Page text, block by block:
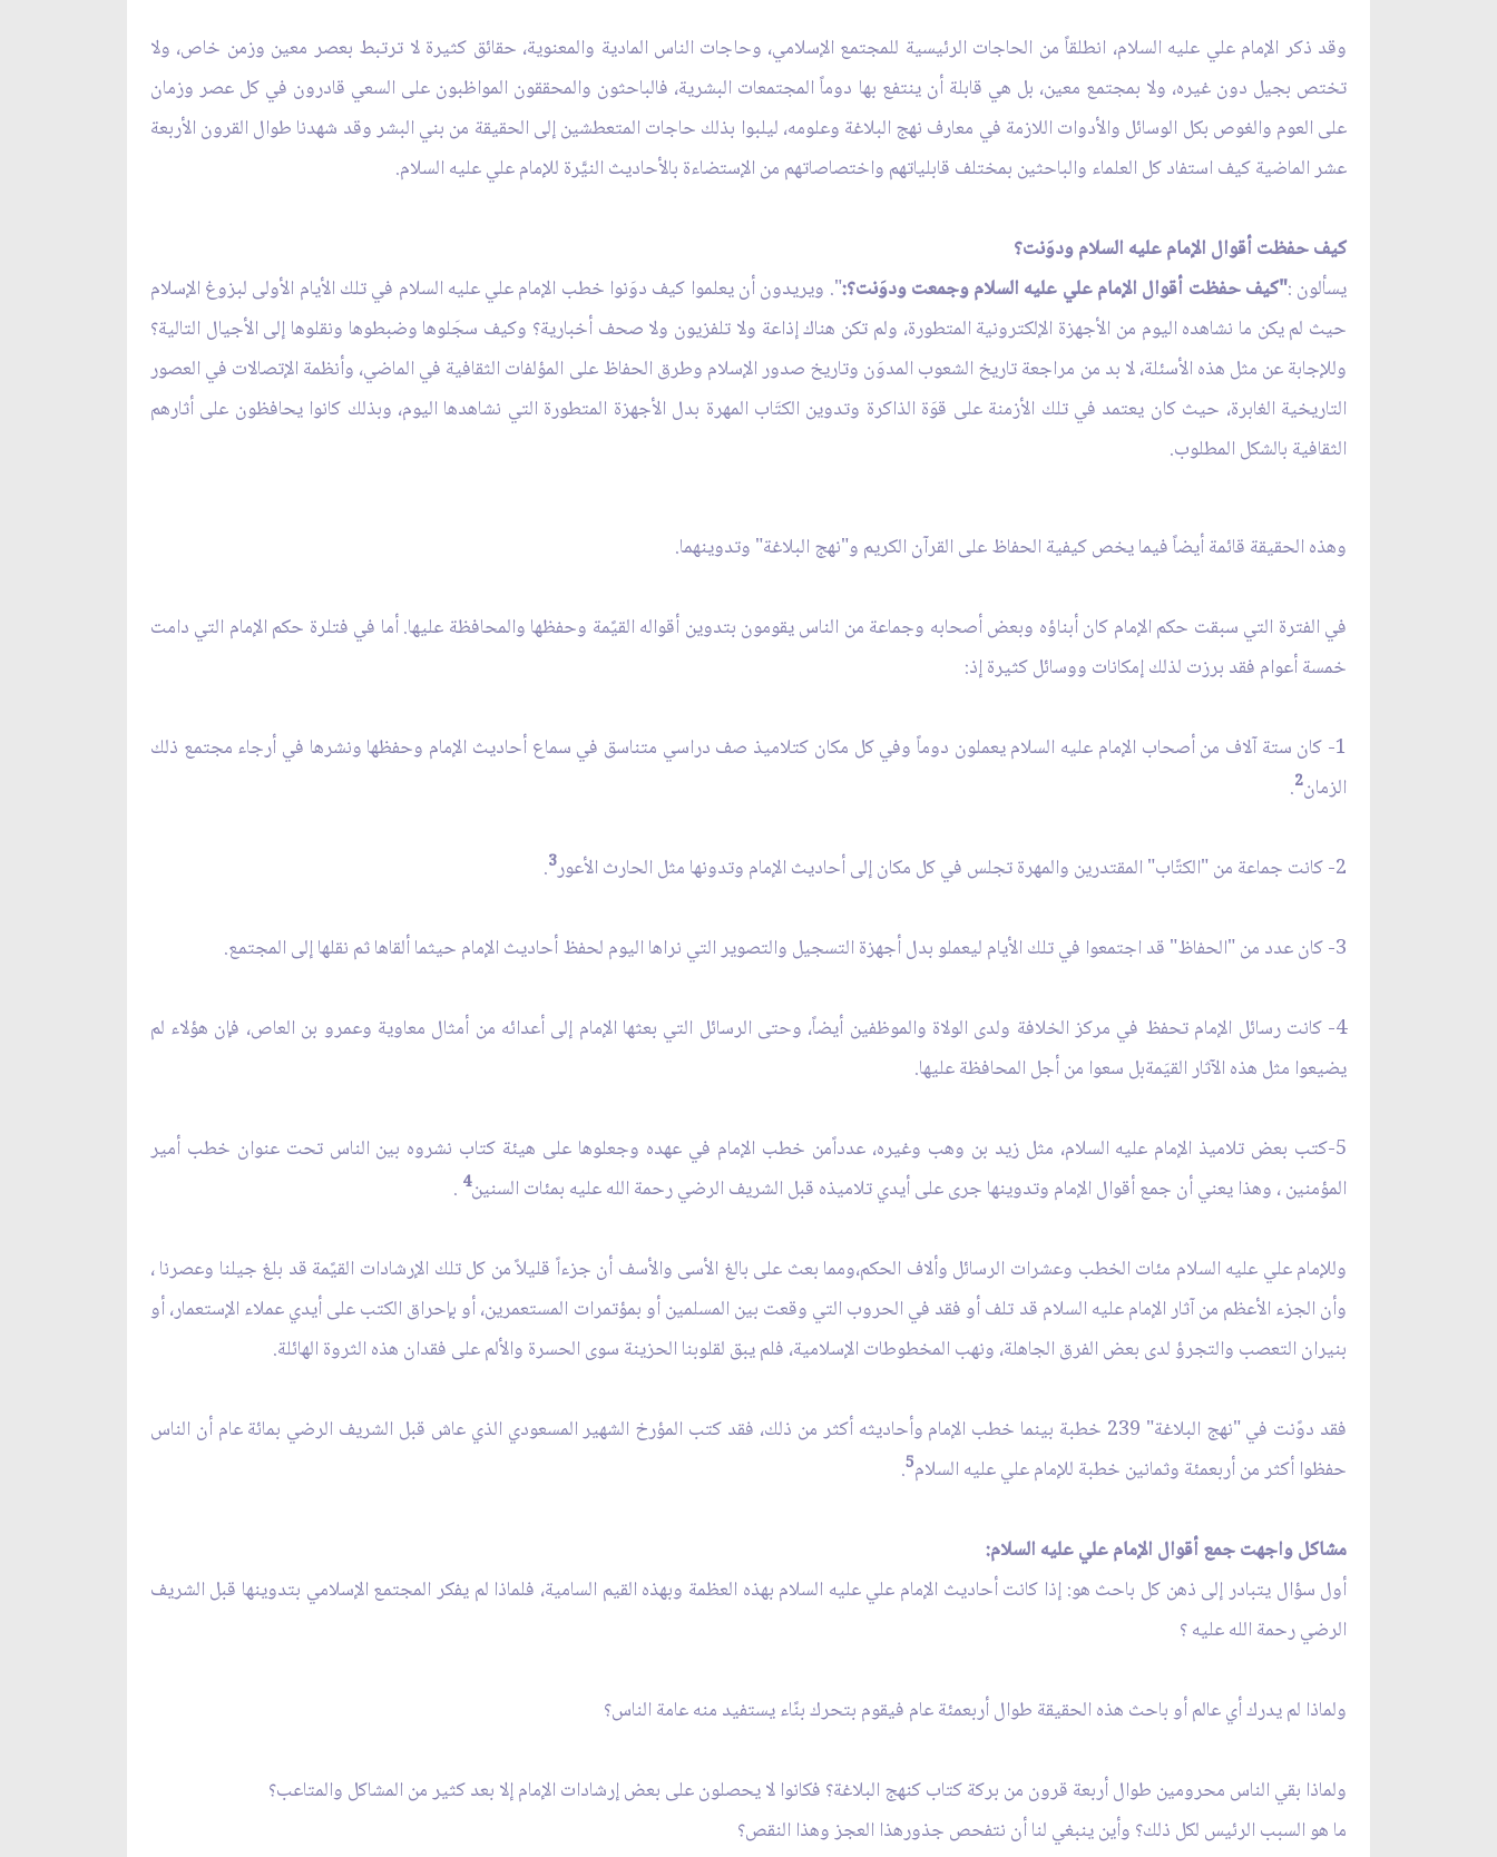
وقد ذكر الإمام علي عليه السلام، انطلقاً من الحاجات الرئيسية للمجتمع الإسلامي، وحاجات الناس المادية والمعنوية، حقائق كثيرة لا ترتبط بعصر معين وزمن خاص، ولا
تختص بجيل دون غيره، ولا بمجتمع معين، بل هي قابلة أن ينتفع بها دوماً المجتمعات البشرية، فالباحثون والمحققون المواظبون على السعي قادرون في كل عصر وزمان
على العوم والغوص بكل الوسائل والأدوات اللازمة في معارف نهج البلاغة وعلومه، ليلبوا بذلك حاجات المتعطشين إلى الحقيقة من بني البشر وقد شهدنا طوال القرون الأربعة
عشر الماضية كيف استفاد كل العلماء والباحثين بمختلف قابلياتهم واختصاصاتهم من الإستضاءة بالأحاديث النيَّرة للإمام علي عليه السلام.
كيف حفظت أقوال الإمام عليه السلام ودوَنت؟
يسألون :"كيف حفظت أقوال الإمام علي عليه السلام وجمعت ودوَنت؟:". ويريدون أن يعلموا كيف دوَنوا خطب الإمام علي عليه السلام في تلك الأيام الأولى لبزوغ الإسلام
حيث لم يكن ما نشاهده اليوم من الأجهزة الإلكترونية المتطورة، ولم تكن هناك إذاعة ولا تلفزيون ولا صحف أخبارية؟ وكيف سجَلوها وضبطوها ونقلوها إلى الأجيال التالية؟
وللإجابة عن مثل هذه الأسئلة، لا بد من مراجعة تاريخ الشعوب المدوَن وتاريخ صدور الإسلام وطرق الحفاظ على المؤلفات الثقافية في الماضي، وأنظمة الإتصالات في العصور
التاريخية الغابرة، حيث كان يعتمد في تلك الأزمنة على قوَة الذاكرة وتدوين الكتَاب المهرة بدل الأجهزة المتطورة التي نشاهدها اليوم، وبذلك كانوا يحافظون على أثارهم
الثقافية بالشكل المطلوب.
وهذه الحقيقة قائمة أيضاً فيما يخص كيفية الحفاظ على القرآن الكريم و"نهج البلاغة" وتدوينهما.
في الفترة التي سبقت حكم الإمام كان أبناؤه وبعض أصحابه وجماعة من الناس يقومون بتدوين أقواله القيًمة وحفظها والمحافظة عليها. أما في فتلرة حكم الإمام التي دامت
خمسة أعوام فقد برزت لذلك إمكانات ووسائل كثيرة إذ:
1- كان ستة آلاف من أصحاب الإمام عليه السلام يعملون دوماً وفي كل مكان كتلاميذ صف دراسي متناسق في سماع أحاديث الإمام وحفظها ونشرها في أرجاء مجتمع ذلك
الزمان2
.
2- كانت جماعة من "الكتًاب" المقتدرين والمهرة تجلس في كل مكان إلى أحاديث الإمام وتدونها مثل الحارث الأعور 3
.
3- كان عدد من "الحفاظ" قد اجتمعوا في تلك الأيام ليعملو بدل أجهزة التسجيل والتصوير التي نراها اليوم لحفظ أحاديث الإمام حيثما ألقاها ثم نقلها إلى المجتمع.
4- كانت رسائل الإمام تحفظ في مركز الخلافة ولدى الولاة والموظفين أيضاً، وحتى الرسائل التي بعثها الإمام إلى أعدائه من أمثال معاوية وعمرو بن العاص، فإن هؤلاء لم
يضيعوا مثل هذه الآثار القيَمةبل سعوا من أجل المحافظة عليها.
5-كتب بعض تلاميذ الإمام عليه السلام، مثل زيد بن وهب وغيره، عدداًمن خطب الإمام في عهده وجعلوها على هيئة كتاب نشروه بين الناس تحت عنوان خطب أمير
المؤمنين ، وهذا يعني أن جمع أقوال الإمام وتدوينها جرى على أيدي تلاميذه قبل الشريف الرضي رحمة الله عليه بمئات السنين4
.
وللإمام علي عليه السلام مئات الخطب وعشرات الرسائل وألاف الحكم،ومما بعث على بالغ الأسى والأسف أن جزءاً قليلاً من كل تلك الإرشادات القيًمة قد بلغ جيلنا وعصرنا ،
وأن الجزء الأعظم من آثار الإمام عليه السلام قد تلف أو فقد في الحروب التي وقعت بين المسلمين أو بمؤتمرات المستعمرين، أو بإحراق الكتب على أيدي عملاء الإستعمار، أو
بنيران التعصب والتجرؤ لدى بعض الفرق الجاهلة، ونهب المخطوطات الإسلامية، فلم يبق لقلوبنا الحزينة سوى الحسرة والألم على فقدان هذه الثروة الهائلة.
فقد دوًنت في "نهج البلاغة" 239 خطبة بينما خطب الإمام وأحاديثه أكثر من ذلك، فقد كتب المؤرخ الشهير المسعودي الذي عاش قبل الشريف الرضي بمائة عام أن الناس
حفظوا أكثر من أربعمئة وثمانين خطبة للإمام علي عليه السلام5
.
مشاكل واجهت جمع أقوال الإمام علي عليه السلام:
أول سؤال يتبادر إلى ذهن كل باحث هو: إذا كانت أحاديث الإمام علي عليه السلام بهذه العظمة وبهذه القيم السامية، فلماذا لم يفكر المجتمع الإسلامي بتدوينها قبل الشريف
الرضي رحمة الله عليه ؟
ولماذا لم يدرك أي عالم أو باحث هذه الحقيقة طوال أربعمئة عام فيقوم بتحرك بنًاء يستفيد منه عامة الناس؟
ولماذا بقي الناس محرومين طوال أربعة قرون من بركة كتاب كنهج البلاغة؟ فكانوا لا يحصلون على بعض إرشادات الإمام إلا بعد كثير من المشاكل والمتاعب؟
ما هو السبب الرئيس لكل ذلك؟ وأين ينبغي لنا أن نتفحص جذورهذا العجز وهذا النقص؟